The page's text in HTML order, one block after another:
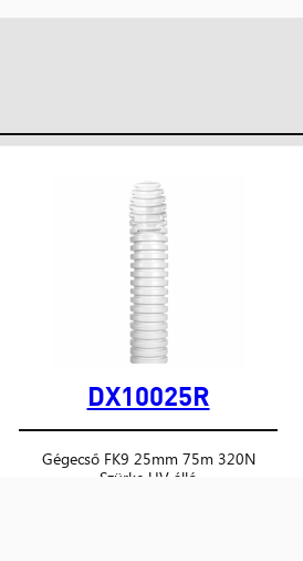
DX10025R
Gégecső FK9 25mm 75m 320N
Szürke UV álló